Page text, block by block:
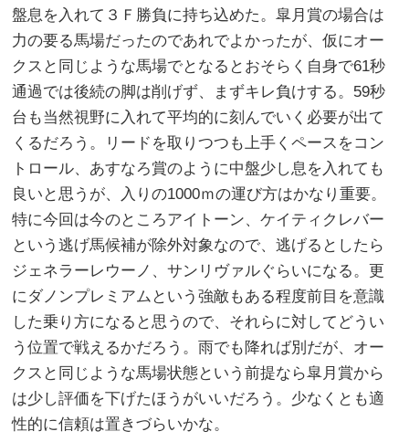
盤息を入れて３Ｆ勝負に持ち込めた。皐月賞の場合は
力の要る馬場だったのであれでよかったが、仮にオー
クスと同じような馬場でとなるとおそらく自身で61秒
通過では後続の脚は削げず、まずキレ負けする。59秒
台も当然視野に入れて平均的に刻んでいく必要が出て
くるだろう。リードを取りつつも上手くペースをコン
トロール、あすなろ賞のように中盤少し息を入れても
良いと思うが、入りの1000ｍの運び方はかなり重要。
特に今回は今のところアイトーン、ケイティクレバー
という逃げ馬候補が除外対象なので、逃げるとしたら
ジェネラーレウーノ、サンリヴァルぐらいになる。更
にダノンプレミアムという強敵もある程度前目を意識
した乗り方になると思うので、それらに対してどうい
う位置で戦えるかだろう。雨でも降れば別だが、オー
クスと同じような馬場状態という前提なら皐月賞から
は少し評価を下げたほうがいいだろう。少なくとも適
性的に信頼は置きづらいかな。